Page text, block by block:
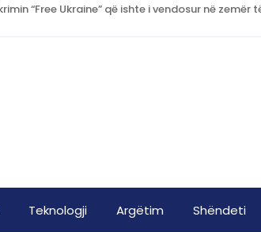
Teknologji Argëtim Shëndeti